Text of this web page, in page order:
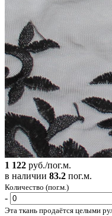
1 122 руб./пог.м.
в наличии 83.2 пог.м.
Количество (пог.м.)
-
Эта ткань продаётся целыми